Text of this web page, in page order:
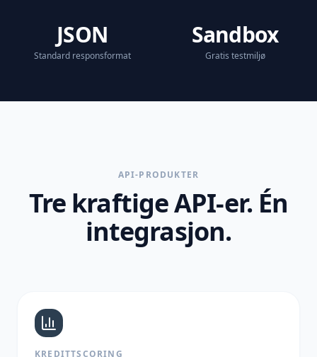
JSON
Standard responsformat
Sandbox
Gratis testmiljø
API-PRODUKTER
Tre kraftige API-er. Én
integrasjon.
KREDITTSCORING